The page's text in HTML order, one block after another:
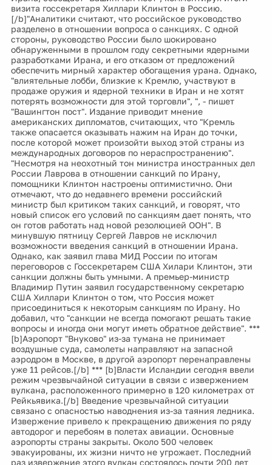
визита госсекретаря Хиллари Клинтон в Россию.
[/b]"Аналитики считают, что российское руководство
разделено в отношении вопроса о санкциях. С одной
стороны, руководство России было шокировано
обнаруженными в прошлом году секретными ядерными
разработками Ирана, и его отказом от предложений
обеспечить мирный характер обогащения урана. Однако,
"влиятельные лобби, близкие к Кремлю, участвуют в
продаже оружия и ядерной техники в Иран и не хотят
потерять возможности для этой торговли", ", - пишет
"Вашингтон пост". Издание приводит мнение
американских дипломатов, считающих, что "Кремль
также опасается оказывать нажим на Иран до точки,
после которой может произойти выход этой страны из
международных договоров по нераспространению".
"Несмотря на неохотный тон министра иностранных дел
России Лаврова в отношении санкций по Ирану,
помощники Клинтон настроены оптимистично. Они
отмечают, что до недавнего времени российский
министр был критиком таких санкций, и говорят, что
новый список его условий по санкциям дает понять, что
он готов работать над новой резолюцией ООН". В
минувшую пятницу Сергей Лавров не исключил
возможности введения санкций в отношении Ирана.
Однако, как заявил глава МИД России по итогам
переговоров с Госсекретарем США Хилари Клинтон, эти
санкции должны быть умными. А премьер-министр
Владимир Путин заявил государственному секретарю
США Хиллари Клинтон о том, что Россия может
присоединиться к некоторым санкциям по Ирану. Но
добавил, что "санкции не всегда помогают решать такие
вопросы и иногда они могут иметь обратное действие". ***
[b]Аэропорт "Внуково" из-за тумана не принимает
воздушные суда, самолеты направляют на запасной
аэродром в Москве, в другой аэропорт перенаправлены
уже 11 рейсов.[/b] *** [b]Власти Исландии сегодня ввели
режим чрезвычайной ситуации в связи с извержением
вулкана, расположенного примерно в 120 километрах от
Рейкьявика.[/b] Введение чрезвычайной ситуации
связано с опасностью наводнения из-за таяния ледника.
Извержение привело к прекращению движения по ряду
автодорог и перебоям в полетах авиации. Основные
аэропорты страны закрыты. Около 500 человек
эвакуированы, их жизни ничто не угрожает. Последний
раз извержение этого вулкан состоялось почти 200 лет